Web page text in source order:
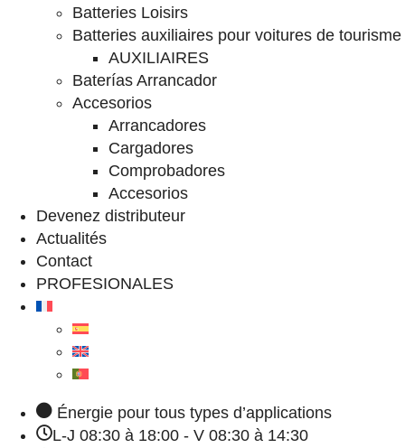
Batteries Loisirs
Batteries auxiliaires pour voitures de tourisme
AUXILIAIRES
Baterías Arrancador
Accesorios
Arrancadores
Cargadores
Comprobadores
Accesorios
Devenez distributeur
Actualités
Contact
PROFESIONALES
Énergie pour tous types d’applications
L-J 08:30 à 18:00 - V 08:30 à 14:30